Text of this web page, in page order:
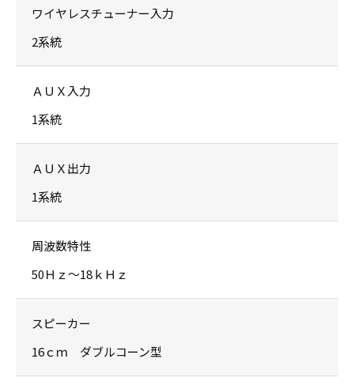
ワイヤレスチューナー入力
2系統
ＡＵＸ入力
1系統
ＡＵＸ出力
1系統
周波数特性
50Ｈｚ〜18ｋＨｚ
スピーカー
16ｃｍ ダブルコーン型